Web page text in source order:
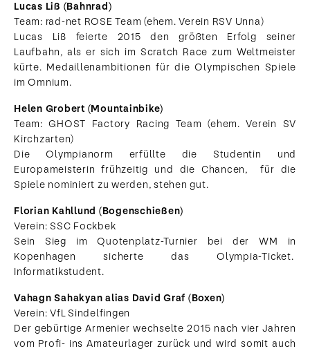
Lucas Liß (Bahnrad)
Team: rad-net ROSE Team (ehem. Verein RSV Unna)
Lucas Liß feierte 2015 den größten Erfolg seiner
Laufbahn, als er sich im Scratch Race zum Weltmeister
kürte. Medaillenambitionen für die Olympischen Spiele
im Omnium.
Helen Grobert (Mountainbike)
Team: GHOST Factory Racing Team (ehem. Verein SV
Kirchzarten)
Die Olympianorm erfüllte die Studentin und
Europameisterin frühzeitig und die Chancen, für die
Spiele nominiert zu werden, stehen gut.
Florian Kahllund (Bogenschießen)
Verein: SSC Fockbek
Sein Sieg im Quotenplatz-Turnier bei der WM in
Kopenhagen sicherte das Olympia-Ticket.
Informatikstudent.
Vahagn Sahakyan alias David Graf (Boxen)
Verein: VfL Sindelfingen
Der gebürtige Armenier wechselte 2015 nach vier Jahren
vom Profi- ins Amateurlager zurück und wird somit auch